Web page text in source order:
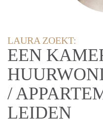
LAURA ZOEKT:
EEN
/
LEIDEN